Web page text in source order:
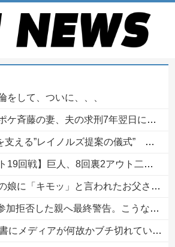
をして、ついに、、、
の妻、夫の求刑7年翌日にウキウキでInstagram更新
式” 決勝2ランの宮下が明かす「儀式を始めてから、チームが一つになっている」
ウト二塁から松本剛のタイムリーツーベースでリードを4点に広げる！！！！！！！！他
モッ」と言われたお父さん、グレるｗｗｗｗｗｗｗ
否した親へ最終警告。こうなってもいい？」
かブチ切れている模様、躍起になって批判するも逆に有権者からは……